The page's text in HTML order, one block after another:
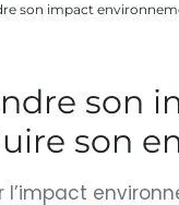
son impact
son
son
l’impact